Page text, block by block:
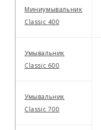
Миниумывальник
Classic 400
Умывальник
Classic 600
Умывальник
Classic 700